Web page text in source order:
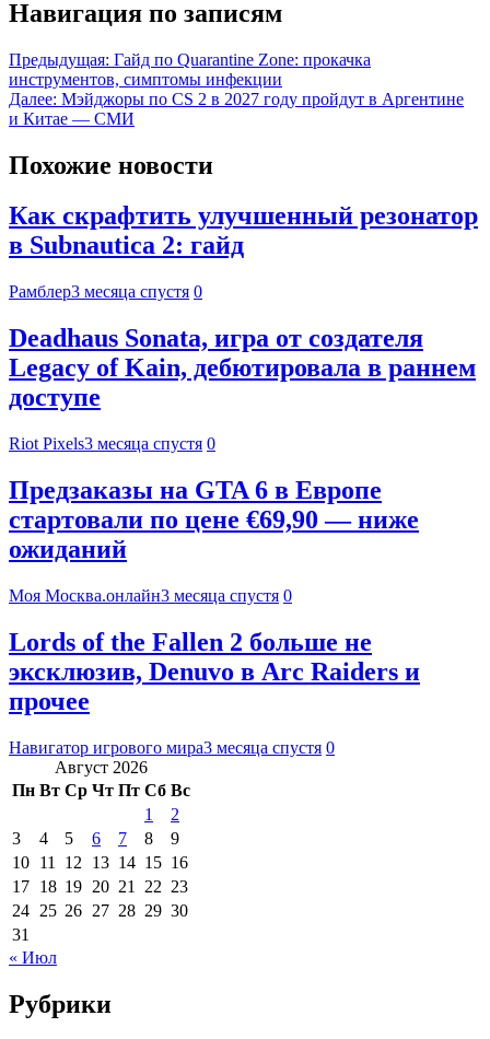
Навигация по записям
Предыдущая: Гайд по Quarantine Zone: прокачка
инструментов, симптомы инфекции
Далее: Мэйджоры по CS 2 в 2027 году пройдут в Аргентине
и Китае — СМИ
Похожие новости
Как скрафтить улучшенный резонатор
в Subnautica 2: гайд
Рамблер3 месяца спустя 0
Deadhaus Sonata, игра от создателя
Legacy of Kain, дебютировала в раннем
доступе
Riot Pixels3 месяца спустя 0
Предзаказы на GTA 6 в Европе
стартовали по цене €69,90 — ниже
ожиданий
Моя Москва.онлайн3 месяца спустя 0
Lords of the Fallen 2 больше не
эксклюзив, Denuvo в Arc Raiders и
прочее
Навигатор игрового мира3 месяца спустя 0
Август 2026
Пн Вт Ср Чт Пт Сб Вс
1
2
3
4 5 6 7 8
9
10 11 12 13 14 15 16
17 18 19 20 21 22 23
24 25 26 27 28 29 30
31
« Июл
Рубрики